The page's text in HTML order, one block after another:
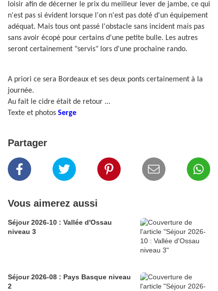
loisir afin de décerner le prix du meilleur lever de jambe, ce qui
n'est pas si évident lorsque l'on n'est pas doté d'un équipement
adéquat. Mais tous ont passé l'obstacle sans incident mais pas
sans avoir écopé pour certains d'une petite bulle. Les autres
seront certainement "servis" lors d'une prochaine rando.
A priori ce sera Bordeaux et ses deux ponts certainement à la
journée.
Au fait le cidre était de retour ...
Texte et photos Serge
Partager
Vous aimerez aussi
Séjour 2026-10 : Vallée d'Ossau
niveau 3
Séjour 2026-08 : Pays Basque niveau
2